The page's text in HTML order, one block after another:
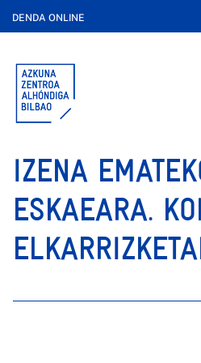
DENDA ONLINE
IZENA
ESKAEARA.